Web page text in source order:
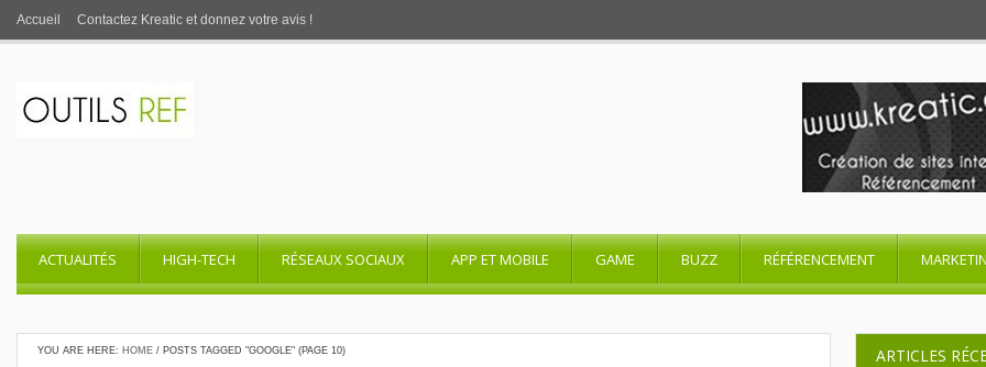
Accueil Contactez Kreatic et donnez votre avis !
ACTUALITÉS HIGH-TECH RÉSEAUX SOCIAUX APP ET MOBILE GAME BUZZ RÉFÉRENCEMENT
YOU ARE HERE: HOME / POSTS TAGGED "GOOGLE" (PAGE 10) ARTICLES